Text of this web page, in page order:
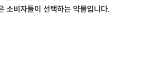
소비자들이 선택하는 약물입니다.